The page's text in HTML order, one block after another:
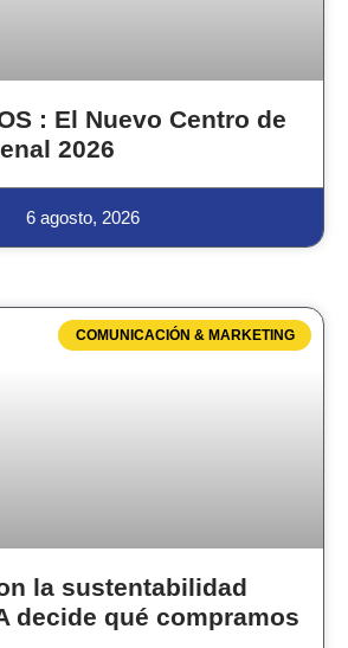
: El Nuevo Centro de
2026
6 agosto, 2026
COMUNICACIÓN & MARKETING
la sustentabilidad
decide qué compramos